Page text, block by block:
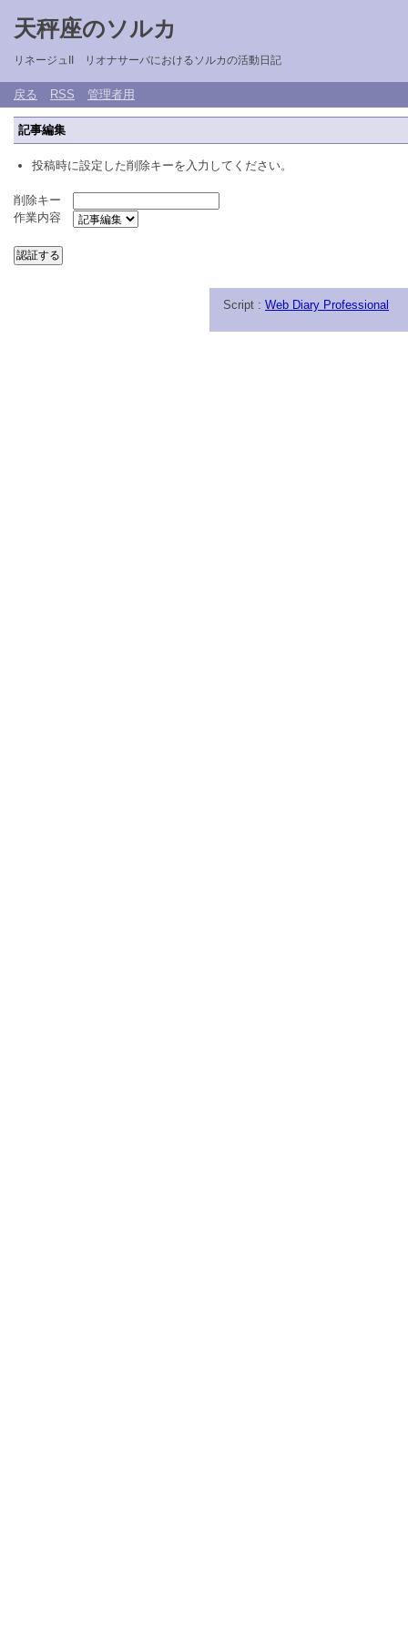
天秤座のソルカ
リネージュII リオナサーバにおけるソルカの活動日記
戻る RSS 管理者用
記事編集
投稿時に設定した削除キーを入力してください。
削除キー
作業内容
Script : Web Diary Professional